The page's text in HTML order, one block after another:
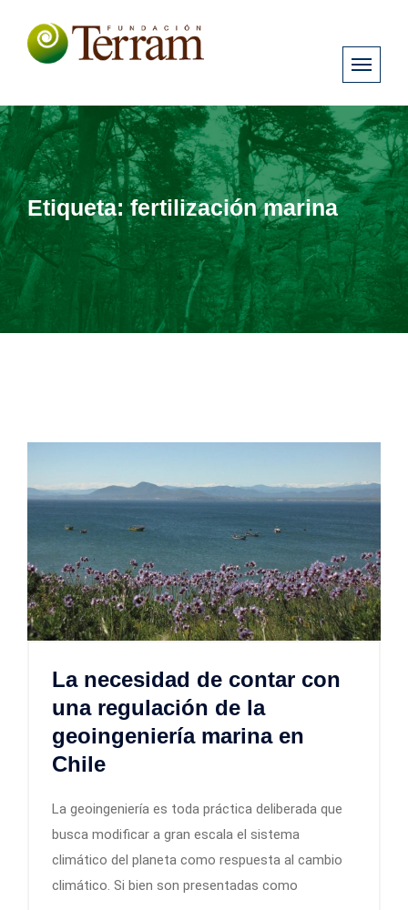
Etiqueta:fertilización marina
La necesidad de contar con
una regulación de la
geoingeniería marina en
Chile
La geoingeniería es toda práctica deliberada que
busca modificar a gran escala el sistema
climático del planeta como respuesta al cambio
climático. Si bien son presentadas como